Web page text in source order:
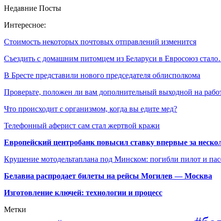
Недавние Посты
Интересное:
Стоимость некоторых почтовых отправлений изменится
Съездить с домашним питомцем из Беларуси в Евросоюз
В Бресте представили нового председателя облисполкома
Проверьте, положен ли вам дополнительный выходной на
Что происходит с организмом, когда вы едите мед?
Телефонный аферист сам стал жертвой кражи
Европейский центробанк повысил ставку впервые за
Крушение мотодельтаплана под Минском: погибли пилот и
Белавиа распродает билеты на рейсы Могилев — Москва
Изготовление ключей: технологии и процесс
Метки